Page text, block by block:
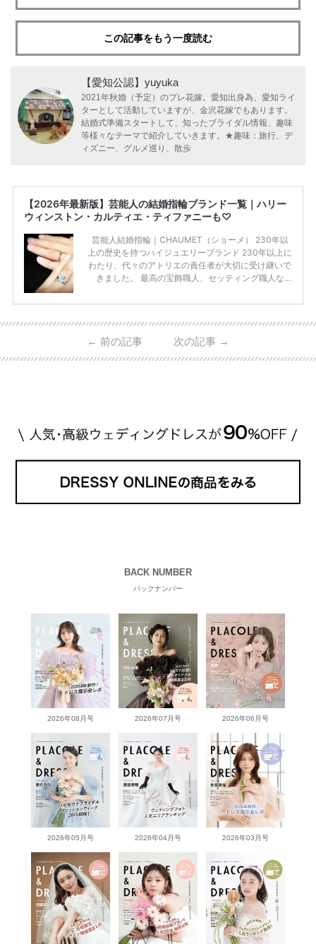
この記事をもう一度読む
【愛知公認】yuyuka
2021年秋婚（予定）のプレ花嫁。愛知出身為、愛知ライ
ターとして活動していますが、金沢花嫁でもあります。
結婚式準備スタートして、知ったブライダル情報、趣味
等様々なテーマで紹介していきます。★趣味：旅行、デ
ィズニー、グルメ巡り、散歩
【2026年最新版】芸能人の結婚指輪ブランド一覧｜ハリー
ウィンストン・カルティエ・ティファニーも♡
芸能人結婚指輪｜CHAUMET（ショーメ） 230年以
上の歴史を持つハイジュエリーブランド 230年以上に
わたり、代々のアトリエの責任者が大切に受け継いで
きました。 最高の宝飾職人、セッティング職人な
高品質の宝石を扱っています。 至高のデザインと品
ん・魔裟斗さんの婚約指輪 魔裟斗さんが矢沢さんに
贈られた指輪は1カラットのものです。 ショーメの価
← 前の記事 次の記事 →
BACK NUMBER
バックナンバー
2026年08月号 2026年07月号 2026年06月号
2026年05月号 2026年04月号 2026年03月号